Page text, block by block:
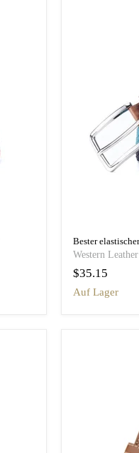
Western Leather
$35.15
auf Lager